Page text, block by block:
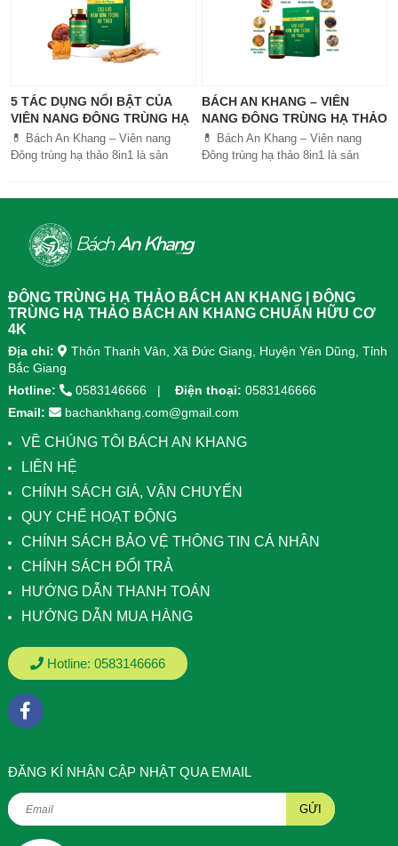
5 TÁC DỤNG NỔI BẬT CỦA
VIÊN NANG ĐÔNG TRÙNG HẠ
THẢO BÁCH AN KHANG
💊 Bách An Khang – Viên nang
Đông trùng hạ thảo 8in1 là sản
tiêu hóa, ngủ ngon, giảm mệt mỏi.
Sản phẩm được sản xuất tại nhà
máy đạt chuẩn GMP, sử dụng công
giúp hấp thu nhanh và hiệu quả
hơn.
BÁCH AN KHANG – VIÊN
NANG ĐÔNG TRÙNG HẠ THẢO
8IN1: GIẢI PHÁP SỨC KHỎE
TOÀN DIỆN
💊 Bách An Khang – Viên nang
Đông trùng hạ thảo 8in1 là sản
ĐÔNG TRÙNG HẠ THẢO BÁCH AN KHANG | ĐÔNG
TRÙNG HẠ THẢO BÁCH AN KHANG CHUẨN HỮU CƠ
4K
Địa chỉ:
Thôn Thanh Vân, Xã Đức Giang, Huyện Yên Dũng, Tỉnh
Bắc Giang
Hotline:
0583146666 Điện thoại: 0583146666
Email:
bachankhang.com@gmail.com
VỀ CHÚNG TÔI BÁCH AN KHANG
LIÊN HỆ
CHÍNH SÁCH GIÁ, VẬN CHUYỂN
QUY CHẾ HOẠT ĐỘNG
CHÍNH SÁCH BẢO VỆ THÔNG TIN CÁ NHÂN
CHÍNH SÁCH ĐỔI TRẢ
HƯỚNG DẪN THANH TOÁN
HƯỚNG DẪN MUA HÀNG
Hotline: 0583146666
ÐĂNG KÍ NHẬN CẬP NHẬT QUA EMAIL
GỬI